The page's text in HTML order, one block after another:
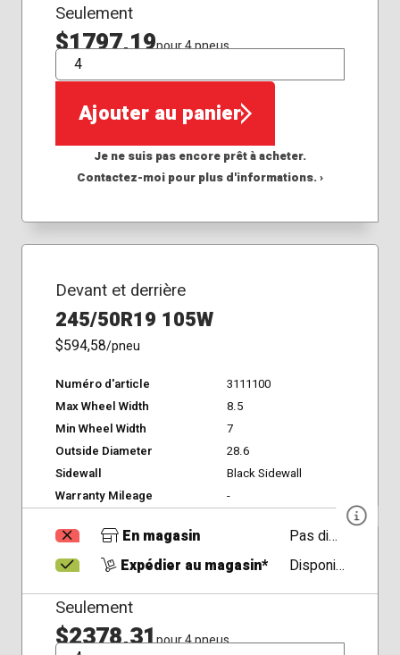
Seulement
$1797,19pour 4 pneus
QTÉ
Ajouter au panier
Je ne suis pas encore prêt à acheter.
Contactez-moi pour plus d'informations. ›
Devant et derrière
245/50R19 105W
$594,58/pneu
Numéro d'article
3111100
Max Wheel Width
8.5
Min Wheel Width
7
Outside Diameter
28.6
Sidewall
Black Sidewall
Warranty Mileage
-
En magasin
Pas disponible
Expédier au magasin*
Disponible
Seulement
$2378,31pour 4 pneus